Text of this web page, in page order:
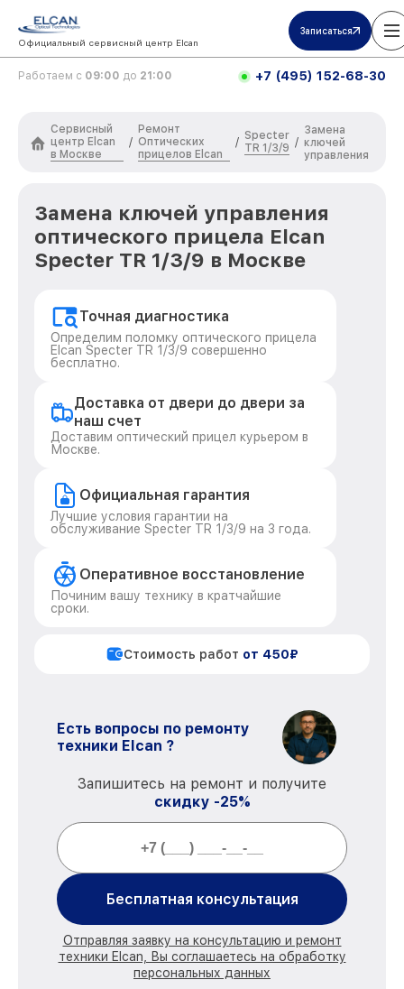
Официальный сервисный центр Elcan
Записаться
Работаем с 09:00 до 21:00 +7 (495) 152-68-30
Сервисный
центр Elcan
в Москве
/
Ремонт
Оптических
прицелов Elcan
/
Specter
TR 1/3/9 /
Замена
ключей
управления
Замена ключей управления
оптического прицела Elcan
Specter TR 1/3/9 в Москве
Точная диагностика
Определим поломку оптического прицела
Elcan Specter TR 1/3/9 совершенно
бесплатно.
Доставка от двери до двери за
наш счет
Доставим оптический прицел курьером в
Москве.
Официальная гарантия
Лучшие условия гарантии на
обслуживание Specter TR 1/3/9 на 3 года.
Оперативное восстановление
Починим вашу технику в кратчайшие
сроки.
Стоимость работ от 450₽
Есть вопросы по ремонту
техники Elcan ?
Запишитесь на ремонт и получите
скидку -25%
Бесплатная консультация
Отправляя заявку на консультацию и ремонт
техники Elcan, Вы соглашаетесь на обработку
персональных данных